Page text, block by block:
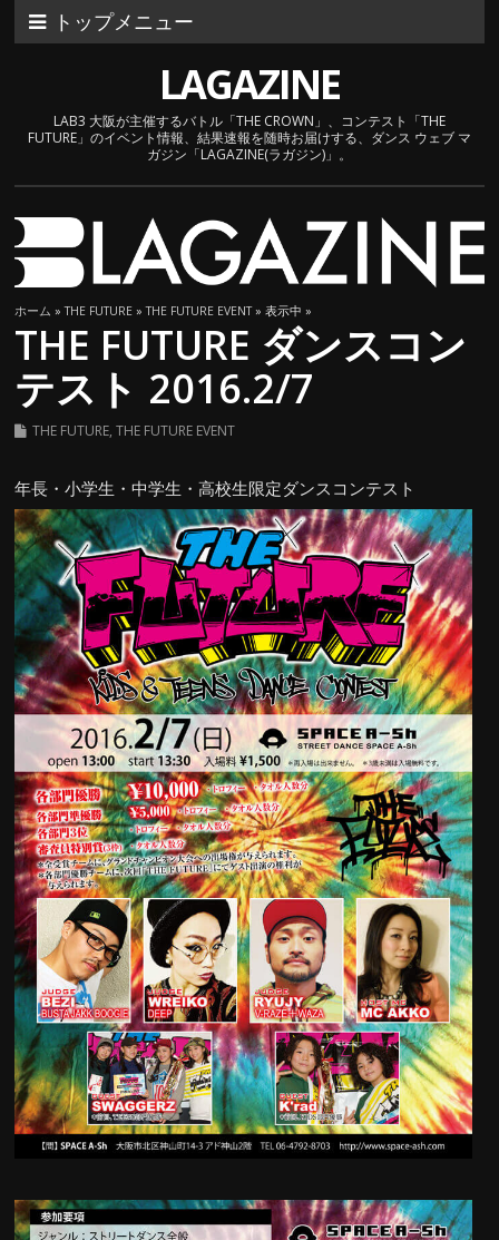
トップメニュー
LAGAZINE
LAB3 大阪が主催するバトル「THE CROWN」、コンテスト「THE
FUTURE」のイベント情報、結果速報を随時お届けする、ダンス ウェブ マ
ガジン「LAGAZINE(ラガジン)」。
ホーム »THE FUTURE »THE FUTURE EVENT» 表示中 »
THE FUTURE ダンスコン
テスト 2016.2/7
THE FUTURE,THE FUTURE EVENT
年長・小学生・中学生・高校生限定ダンスコンテスト